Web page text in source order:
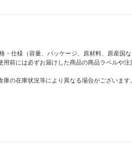
仕様（容量、パッケージ、原材料、原産国
前には必ずお届けした商品の商品ラベルや注
の在庫状況等により異なる場合がございます